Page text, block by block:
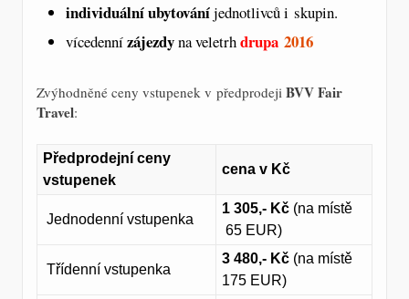
individuální ubytováníjednotlivců i skupin.
vícedennízájezdyna veletrhdrupa 2016
Zvýhodněné ceny vstupenek v předprodeji BVV Fair
Travel:
Předprodejní ceny
vstupenek
cena v Kč
Jednodenní vstupenka
1 305,- Kč (na místě
65 EUR)
Třídenní vstupenka
3 480,- Kč (na místě
175 EUR)